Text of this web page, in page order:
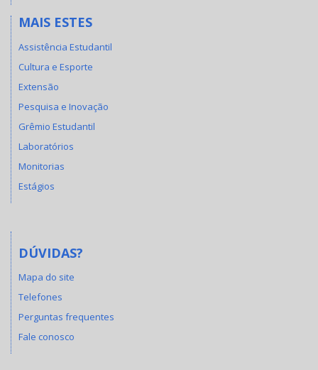
MAIS ESTES
Assistência Estudantil
Cultura e Esporte
Extensão
Pesquisa e Inovação
Grêmio Estudantil
Laboratórios
Monitorias
Estágios
DÚVIDAS?
Mapa do site
Telefones
Perguntas frequentes
Fale conosco